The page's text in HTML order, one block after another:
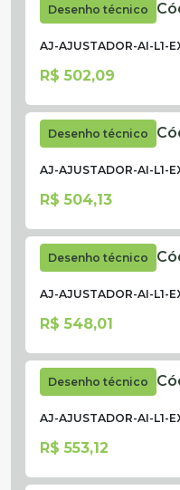
Desenho técnico
AJ-AJUSTADOR-AI-L1-
R$ 502,09
Desenho técnico
AJ-AJUSTADOR-AI-L1-
R$ 504,13
Desenho técnico
AJ-AJUSTADOR-AI-L1-
R$ 548,01
Desenho técnico
AJ-AJUSTADOR-AI-L1-
R$ 553,12